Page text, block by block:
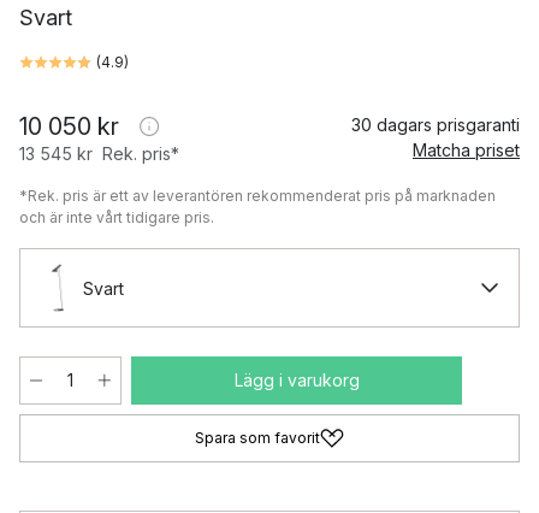
Svart
(4.9)
10 050 kr
13 545 kr Rek. pris*
30 dagars prisgaranti
Matcha priset
*Rek. pris är ett av leverantören rekommenderat pris på marknaden
och är inte vårt tidigare pris.
Svart
Lägg i varukorg
Spara som favorit